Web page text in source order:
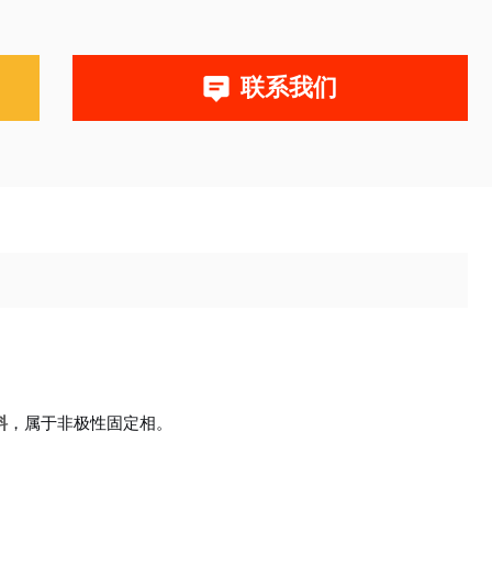
联系我们
，属于非极性固定相。